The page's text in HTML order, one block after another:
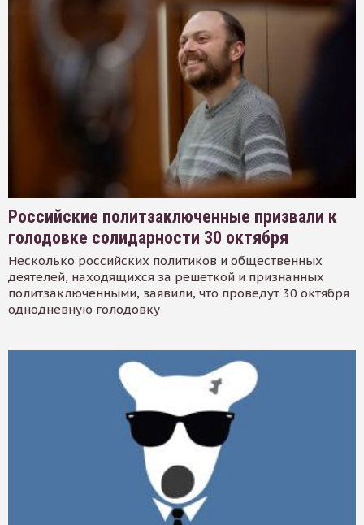
Российские политзаключенные призвали к
голодовке солидарности 30 октября
Несколько российских политиков и общественных
деятелей, находящихся за решеткой и признанных
политзаключенными, заявили, что проведут 30 октября
однодневную голодовку